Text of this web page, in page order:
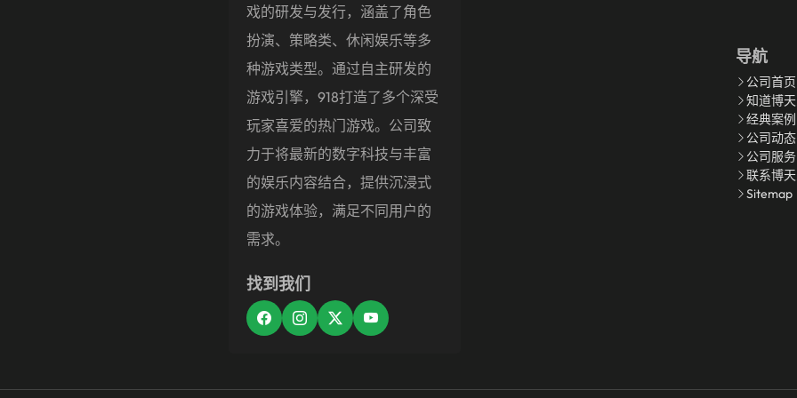
戏的研发与发行，涵盖了角色
扮演、策略类、休闲娱乐等多
种游戏类型。通过自主研发的
游戏引擎，918打造了多个深受
玩家喜爱的热门游戏。公司致
力于将最新的数字科技与丰富
的娱乐内容结合，提供沉浸式
的游戏体验，满足不同用户的
需求。
找到我们
导航
公司首页
知道博
经典案例
公司动态
公司服务
联系博
Sitemap